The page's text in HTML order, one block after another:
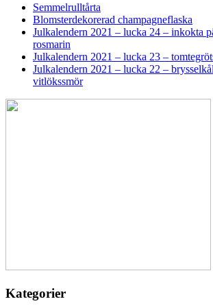
Semmelrulltårta
Blomsterdekorerad champagneflaska
Julkalendern 2021 – lucka 24 – inkokta
rosmarin
Julkalendern 2021 – lucka 23 –
Julkalendern 2021 – lucka 22 –
vitlökssmör
Kategorier